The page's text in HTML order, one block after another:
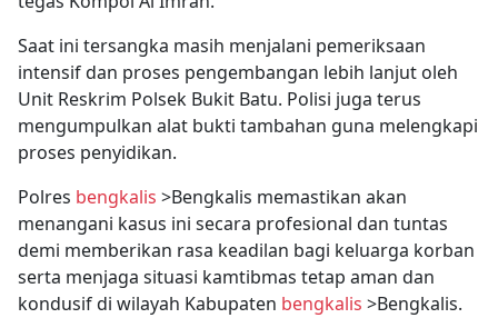
Saat ini tersangka masih menjalani pemeriksaan
intensif dan proses pengembangan lebih lanjut oleh
Unit Reskrim Polsek Bukit Batu. Polisi juga terus
mengumpulkan alat bukti tambahan guna melengkapi
proses penyidikan.
Polres bengkalis >Bengkalis memastikan akan
menangani kasus ini secara profesional dan tuntas
demi memberikan rasa keadilan bagi keluarga korban
serta menjaga situasi kamtibmas tetap aman dan
kondusif di wilayah Kabupaten bengkalis >Bengkalis.